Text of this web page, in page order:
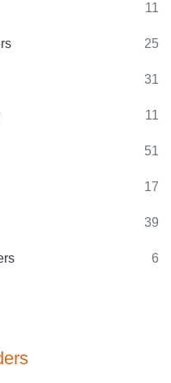
11
25
31
11
51
17
39
6